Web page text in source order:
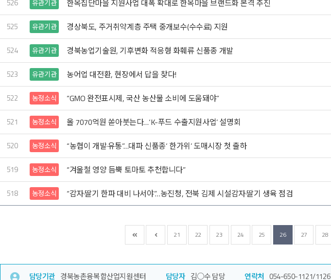
526 유관기관 한옥집단마을 지원사업 대폭 확대로 한옥마을 브랜드화 본격 추진
525 유관기관 경상북도, 주거취약계층 주택 중개보수(수수료) 지원
524 유관기관 경북농업기술원, 기후변화 적응형 화훼류 신품종 개발
523 유관기관 농어업 대전환, 현장에서 답을 찾다!
522 농정소식 “GMO 완전표시제, 국산 농산물 소비에 도움돼야”
521 농정소식 올 7070억원 쏟아붓는다…‘K-푸드 수출지원사업’ 설명회
520 농정소식 “농협이 개발·유통”…대파 신품종‘ 한가위’ 도매시장 첫 출하
519 농정소식 “겨울철 영양 듬뿍 토마토 추천합니다”
518 농정소식 “감자·딸기 한파 대비 나서야”…농진청, 전북 김제 시설감자·딸기 생육 점검
21 22 23 24 25 26 27 28
담당기관 경북농촌융복합산업지원센터 담당자 김○수 담당 연락처 054-650-1121/1126